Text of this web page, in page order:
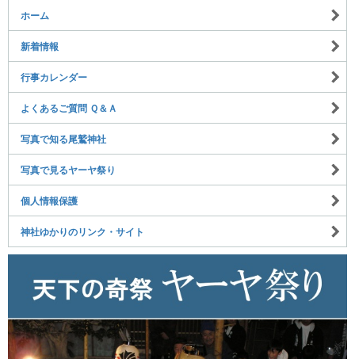
ホーム
新着情報
行事カレンダー
よくあるご質問 Ｑ＆Ａ
写真で知る尾鷲神社
写真で見るヤーヤ祭り
個人情報保護
神社ゆかりのリンク・サイト